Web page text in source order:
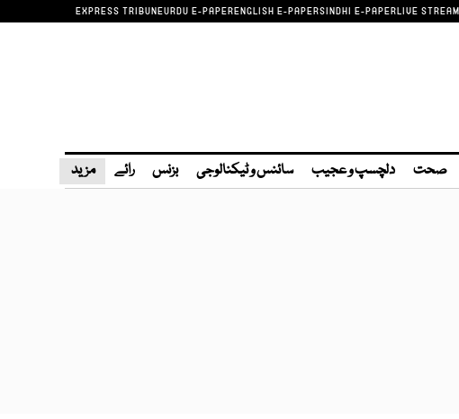
EXPRESS TRIBUNEURDU E-PAPERENGLISH E-PAPERSINDHI E-PAPERLIVE
صحت دلچسپ و عجیب سائنس و ٹیکنالوجی بزنس رائے مزید